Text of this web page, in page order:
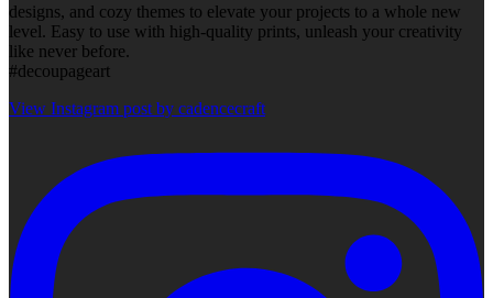
designs, and cozy themes to elevate your projects to a whole new
level. Easy to use with high-quality prints, unleash your creativity
like never before.
#decoupageart
View Instagram post by cadencecraft